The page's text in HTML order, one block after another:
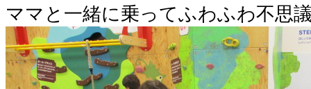
ママと一緒に乗ってふわふわ不思